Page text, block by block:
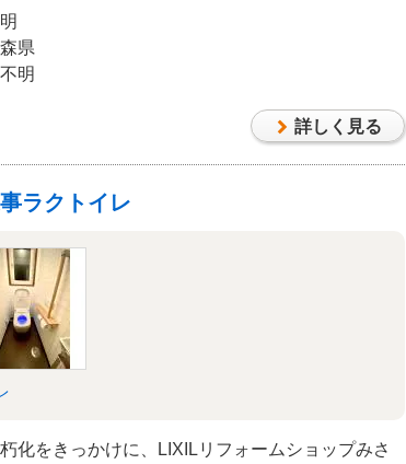
）を採用したため、木製よりも腐食に強く長持ち
材の「セルフッ素コート」は、雨を利用して汚れ
フクリーニング効果があるため、美しさが長く続
た、ご契約前には完成イメージCGで仕上がりをご
いたほか、15年の塗膜保証をお付けするなど、工事
て安心感を持っていただけるよう努めました。重
熱性や防音性の向上にもつながるため、より快適な
ります。
県
明
詳しく見る
ラクトイレ
化をきっかけに、LIXILリフォームショップみさ